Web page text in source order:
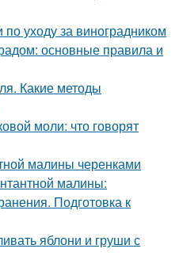
уходу за виноградником
основные правила и
Какие методы
моли: что говорят
малины черенками
малины:
Подготовка к
яблони и груши с